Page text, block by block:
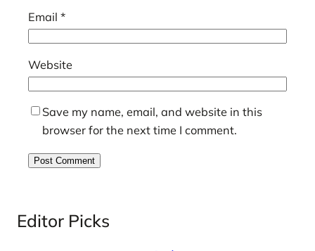
Email *
Website
Save my name, email, and website in this
browser for the next time I comment.
Editor Picks